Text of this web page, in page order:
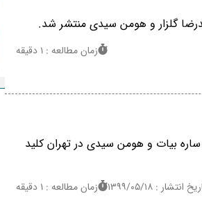
گلزار و هومن سیدی منتشر شد.
زمان مطالعه : 1 دقیقه
بیات و هومن سیدی در تهران کلید
انتشار : ۱۳۹۹/۰۵/۱۸ زمان مطالعه : 1 دقیقه